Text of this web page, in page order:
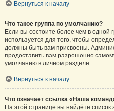
Вернуться к началу
Что такое группа по умолчанию?
Если вы состоите более чем в одной
используется для того, чтобы
должны быть вам присвоены.
предоставить вам разрешение
умолчанию в личном разделе.
Вернуться к началу
Что означает ссылка «Наша
На этой странице вы найдёте